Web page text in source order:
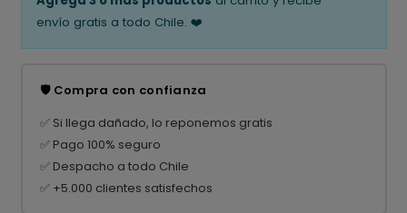
envío gratis a todo Chile. ❤️
🛡️ Compra con confianza
✅ Si llega dañado, lo reponemos gratis
✅ Pago 100% seguro
✅ Despacho a todo Chile
✅ +5.000 clientes satisfechos